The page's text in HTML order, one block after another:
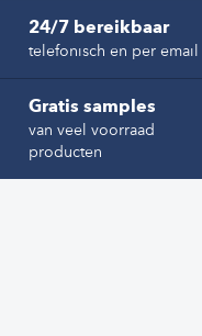
24/7 bereikbaar
telefonisch en per email
Gratis samples
van veel voorraad
producten